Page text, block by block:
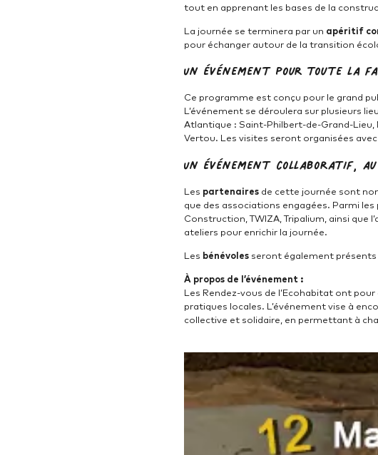
tout en apprenant les bases de la
La journée se terminera par un apéritif
pour échanger autour de la transition
Un événement pour toute la
Ce programme est conçu pour le grand
L’événement se déroulera sur plusieurs
Atlantique : Saint-Philbert-de-Grand-Lieu,
Vertou. Les visites seront organisées
Un événement collaboratif,
Les partenaires de cette journée sont
que des associations engagées. Parmi
Construction, TWIZA, Tripalium, ainsi que
ateliers pour enrichir la journée.
Les bénévoles seront également
À propos de l’événement :
Les Rendez-vous de l’Ecohabitat ont
pratiques locales. L’événement vise à
collective et solidaire, en permettant à